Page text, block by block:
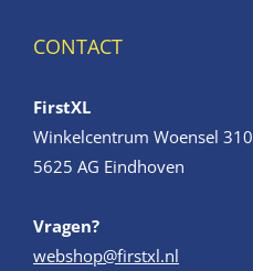
CONTACT
FirstXL
Winkelcentrum Woensel 310
5625 AG Eindhoven
Vragen?
webshop@firstxl.nl